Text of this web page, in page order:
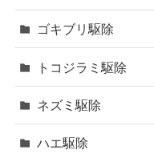
ゴキブリ駆除
トコジラミ駆除
ネズミ駆除
ハエ駆除